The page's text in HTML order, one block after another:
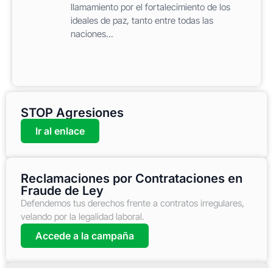
llamamiento por el fortalecimiento de los
ideales de paz, tanto entre todas las
naciones...
STOP Agresiones
Ir al enlace
Reclamaciones por Contrataciones en
Fraude de Ley
Defendemos tus derechos frente a contratos irregulares,
velando por la legalidad laboral.
Accede a la campaña